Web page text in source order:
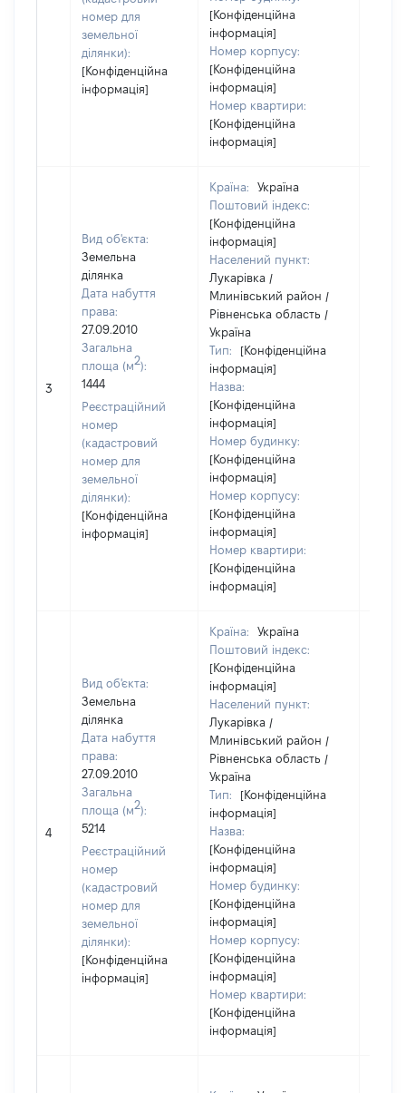
номер для
земельної
ділянки):
[Конфіденційна
інформація]
[Конфіденційна
інформація]
Номер корпусу:
[Конфіденційна
інформація]
Номер квартири:
[Конфіденційна
інформація]
3
Вид об'єкта:
Земельна
ділянка
Дата набуття
права:
27.09.2010
Загальна
площа (м2):
1444
Реєстраційний
номер
(кадастровий
номер для
земельної
ділянки):
[Конфіденційна
інформація]
Країна:
Україна
Поштовий індекс:
[Конфіденційна
інформація]
Населений пункт:
Лукарівка /
Млинівський район /
Рівненська область /
Україна
Тип:
[Конфіденційна
інформація]
Назва:
[Конфіденційна
інформація]
Номер будинку:
[Конфіденційна
інформація]
Номер корпусу:
[Конфіденційна
інформація]
Номер квартири:
[Конфіденційна
інформація]
4
Вид об'єкта:
Земельна
ділянка
Дата набуття
права:
27.09.2010
Загальна
площа (м2):
5214
Реєстраційний
номер
(кадастровий
номер для
земельної
ділянки):
[Конфіденційна
інформація]
Країна:
Україна
Поштовий індекс:
[Конфіденційна
інформація]
Населений пункт:
Лукарівка /
Млинівський район /
Рівненська область /
Україна
Тип:
[Конфіденційна
інформація]
Назва:
[Конфіденційна
інформація]
Номер будинку:
[Конфіденційна
інформація]
Номер корпусу:
[Конфіденційна
інформація]
Номер квартири:
[Конфіденційна
інформація]